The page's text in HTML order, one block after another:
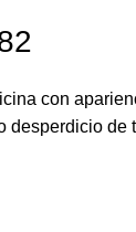
con